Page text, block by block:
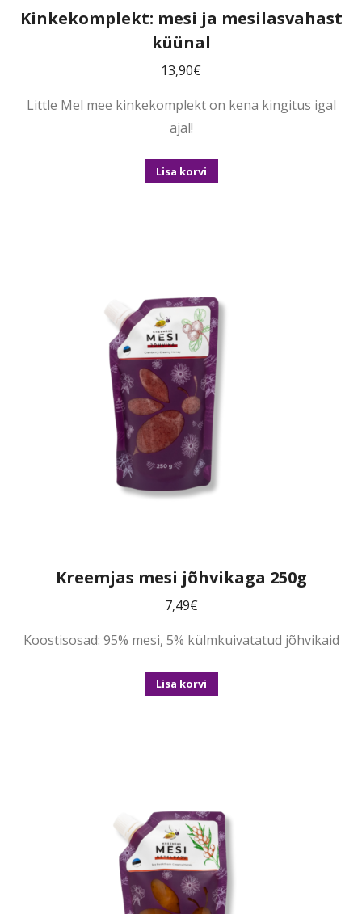
Kinkekomplekt: mesi ja mesilasvahast
küünal
13,90€
Little Mel mee kinkekomplekt on kena kingitus igal
ajal!
Lisa korvi
Kreemjas mesi jõhvikaga 250g
7,49€
Koostisosad: 95% mesi, 5% külmkuivatatud jõhvikaid
Lisa korvi